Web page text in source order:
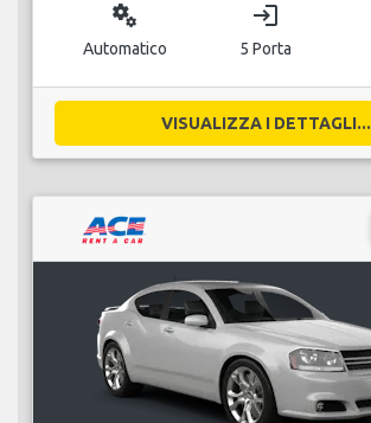
miscellaneous_services
Automatico
login
5 Porta
VISUALIZZA I DETTAGLI...